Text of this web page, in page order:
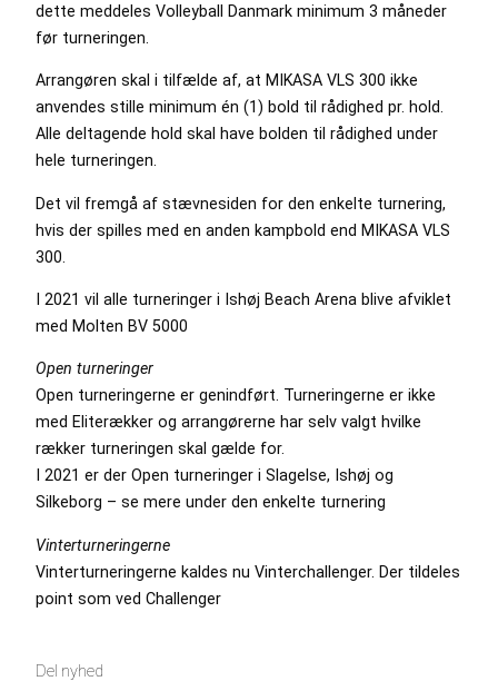
dette meddeles Volleyball Danmark minimum 3 måneder
før turneringen.
Arrangøren skal i tilfælde af, at MIKASA VLS 300 ikke
anvendes stille minimum én (1) bold til rådighed pr. hold.
Alle deltagende hold skal have bolden til rådighed under
hele turneringen.
Det vil fremgå af stævnesiden for den enkelte turnering,
hvis der spilles med en anden kampbold end MIKASA VLS
300.
I 2021 vil alle turneringer i Ishøj Beach Arena blive afviklet
med Molten BV 5000
Open turneringer
Open turneringerne er genindført. Turneringerne er ikke
med Eliterækker og arrangørerne har selv valgt hvilke
rækker turneringen skal gælde for.
I 2021 er der Open turneringer i Slagelse, Ishøj og
Silkeborg – se mere under den enkelte turnering
Vinterturneringerne
Vinterturneringerne kaldes nu Vinterchallenger. Der tildeles
point som ved Challenger
Del nyhed